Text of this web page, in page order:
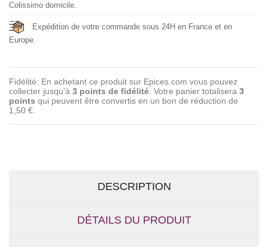
Colissimo domicile.
Expédition de votre commande sous 24H en France et en
Europe.
Fidélité: En achetant ce produit sur Epices.com vous pouvez
collecter jusqu'à 3 points de fidélité . Votre panier totalisera 3
points qui peuvent être convertis en un bon de réduction de
1,50 €
DESCRIPTION
DÉTAILS DU PRODUIT